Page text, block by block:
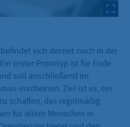
sich derzeit noch in der
erster Prototyp ist für Ende
soll anschließend im
erscheinen. Ziel ist es, ein
schaffen, das regelmäßig
für ältere Menschen in